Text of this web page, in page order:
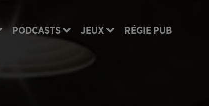
PODCASTS JEUX RÉGIE PUB